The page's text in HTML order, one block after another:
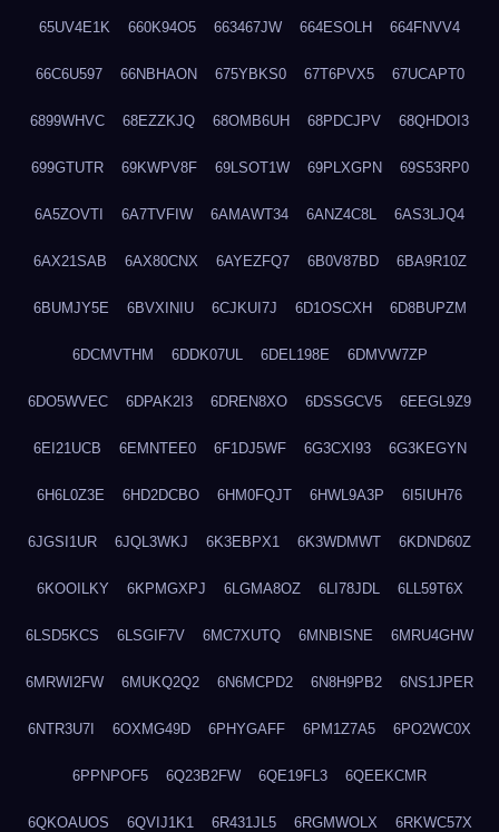
65UV4E1K 660K94O5 663467JW 664ESOLH 664FNVV4
66C6U597 66NBHAON 675YBKS0 67T6PVX5 67UCAPT0
6899WHVC 68EZZKJQ 68OMB6UH 68PDCJPV 68QHDOI3
699GTUTR 69KWPV8F 69LSOT1W 69PLXGPN 69S53RP0
6A5ZOVTI 6A7TVFIW 6AMAWT34 6ANZ4C8L 6AS3LJQ4
6AX21SAB 6AX80CNX 6AYEZFQ7 6B0V87BD 6BA9R10Z
6BUMJY5E 6BVXINIU 6CJKUI7J 6D1OSCXH 6D8BUPZM
6DCMVTHM 6DDK07UL 6DEL198E 6DMVW7ZP
6DO5WVEC 6DPAK2I3 6DREN8XO 6DSSGCV5 6EEGL9Z9
6EI21UCB 6EMNTEE0 6F1DJ5WF 6G3CXI93 6G3KEGYN
6H6L0Z3E 6HD2DCBO 6HM0FQJT 6HWL9A3P 6I5IUH76
6JGSI1UR 6JQL3WKJ 6K3EBPX1 6K3WDMWT 6KDND60Z
6KOOILKY 6KPMGXPJ 6LGMA8OZ 6LI78JDL 6LL59T6X
6LSD5KCS 6LSGIF7V 6MC7XUTQ 6MNBISNE 6MRU4GHW
6MRWI2FW 6MUKQ2Q2 6N6MCPD2 6N8H9PB2 6NS1JPER
6NTR3U7I 6OXMG49D 6PHYGAFF 6PM1Z7A5 6PO2WC0X
6PPNPOF5 6Q23B2FW 6QE19FL3 6QEEKCMR
6QKOAUOS 6QVIJ1K1 6R431JL5 6RGMWOLX 6RKWC57X